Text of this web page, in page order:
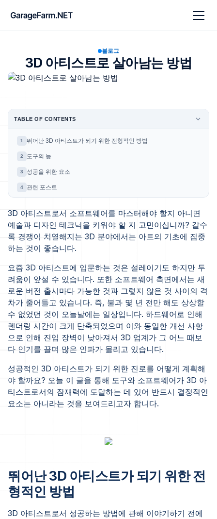
블로그
3D 아티스트로 살아남는 방법
3D 아티스트로서 소프트웨어를 마스터해야 할지 아니면
예술과 디자인 테크닉을 키워야 할 지 고민이십니까? 갈수
록 경쟁이 치열해지는 3D 분야에서는 아트의 기초에 집중
하는 것이 좋습니다.
요즘 3D 아티스트에 입문하는 것은 설레이기도 하지만 두
려움이 앞설 수 있습니다. 또한 소프트웨어 측면에서는 새
로운 버전 출시마다 가능한 것과 그렇지 않은 것 사이의 격
차가 줄어들고 있습니다. 즉, 불과 몇 년 전만 해도 상상할
수 없었던 것이 오늘날에는 일상입니다. 하드웨어로 인해
렌더링 시간이 크게 단축되었으며 이와 동일한 개선 사항
으로 인해 진입 장벽이 낮아져서 3D 업계가 그 어느 때보
다 인기를 끌며 많은 인파가 몰리고 있습니다.
성공적인 3D 아티스트가 되기 위한 진로를 어떻게 계획해
야 할까요? 오늘 이 글을 통해 도구와 소프트웨어가 3D 아
티스트로서의 잠재력에 도달하는 데 있어 반드시 결정적인
요소는 아니라는 것을 보여드리고자 합니다.
뛰어난 3D 아티스트가 되기 위한 전
형적인 방법
3D 아티스트로서 성공하는 방법에 관해 이야기하기 전에
TABLE OF CONTENTS
1 뛰어난 3D 아티스트가 되기 위한 전형적인 방법
2 도구의 늪
3 성공을 위한 요소
4 관련 포스트